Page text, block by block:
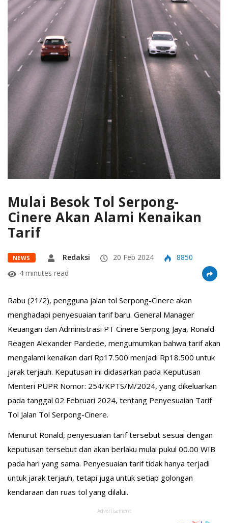
Mulai Besok Tol Serpong-
Cinere Akan Alami Kenaikan
Tarif
NEWS Redaksi 20 Feb 2024
8850
4 minutes read
Rabu (21/2), pengguna jalan tol Serpong-Cinere akan
menghadapi penyesuaian tarif baru. General Manager
Keuangan dan Administrasi PT Cinere Serpong Jaya, Ronald
Reagen Alexander Pardede, mengumumkan bahwa tarif akan
mengalami kenaikan dari Rp17.500 menjadi Rp18.500 untuk
jarak terjauh. Keputusan ini didasarkan pada Keputusan
Menteri PUPR Nomor: 254/KPTS/M/2024, yang dikeluarkan
pada tanggal 02 Februari 2024, tentang Penyesuaian Tarif
Tol Jalan Tol Serpong-Cinere.
Menurut Ronald, penyesuaian tarif tersebut sesuai dengan
keputusan tersebut dan akan berlaku mulai pukul 00.00 WIB
pada hari yang sama. Penyesuaian tarif tidak hanya terjadi
untuk jarak terjauh, tetapi juga untuk setiap golongan
kendaraan dan ruas tol yang dilalui.
Advertisement